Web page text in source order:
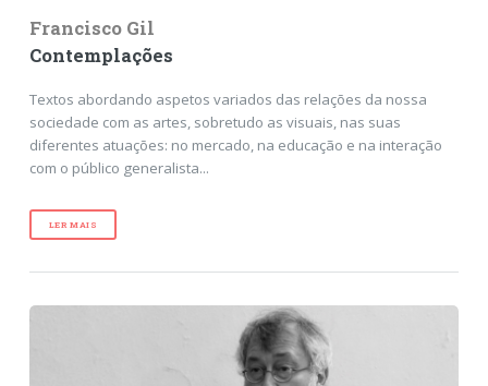
Francisco Gil
Contemplações
Textos abordando aspetos variados das relações da nossa
sociedade com as artes, sobretudo as visuais, nas suas
diferentes atuações: no mercado, na educação e na interação
com o público generalista...
LER MAIS